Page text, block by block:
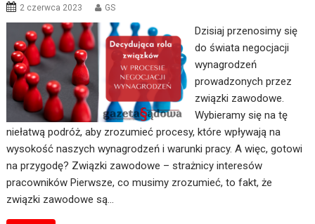
2 czerwca 2023 GS
Dzisiaj przenosimy się
do świata negocjacji
wynagrodzeń
prowadzonych przez
związki zawodowe.
Wybieramy się na tę
niełatwą podróż, aby zrozumieć procesy, które wpływają na
wysokość naszych wynagrodzeń i warunki pracy. A więc, gotowi
na przygodę? Związki zawodowe – strażnicy interesów
pracowników Pierwsze, co musimy zrozumieć, to fakt, że
związki zawodowe są…